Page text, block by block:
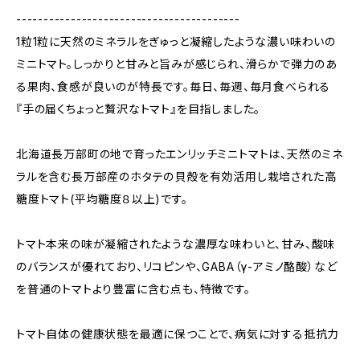
-----------------------------------------
1粒1粒に天然のミネラルをぎゅっと凝縮したような濃い味わいの
ミニトマト。しっかりと甘みと旨みが感じられ、滑らかで弾力のあ
る果肉、食感が良いのが特長です。毎日、毎週、毎月食べられる
『手の届くちょっと贅沢なトマト』を目指しました。
北海道長万部町の地で育ったエンリッチミニトマトは、天然のミネ
ラルを含む長万部産のホタテの貝殻を有効活用し栽培された高
糖度トマト(平均糖度８以上)です。
トマト本来の味が凝縮されたような濃厚な味わいと、甘み、酸味
のバランスが優れており、リコピンや、GABA（γ-アミノ酪酸）など
を普通のトマトより豊富に含む点も、特徴です。
トマト自体の健康状態を最適に保つことで、病気に対する抵抗力